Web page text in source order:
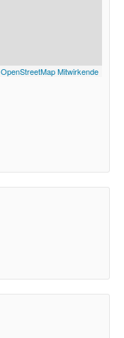
OpenStreetMap Mitwirkende